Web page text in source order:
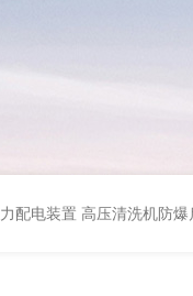
配电装置 高压清洗机防爆